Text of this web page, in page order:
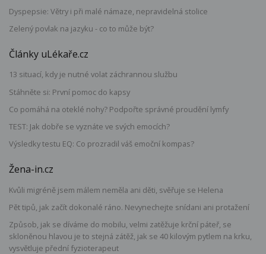
Dyspepsie: Větry i při malé námaze, nepravidelná stolice
Zelený povlak na jazyku - co to může být?
Články uLékaře.cz
13 situací, kdy je nutné volat záchrannou službu
Stáhněte si: První pomoc do kapsy
Co pomáhá na oteklé nohy? Podpořte správné proudění lymfy
TEST: Jak dobře se vyznáte ve svých emocích?
Výsledky testu EQ: Co prozradil váš emoční kompas?
Žena-in.cz
Kvůli migréně jsem málem neměla ani děti, svěřuje se Helena
Pět tipů, jak začít dokonalé ráno. Nevynechejte snídani ani protažení
Způsob, jak se díváme do mobilu, velmi zatěžuje krční páteř, se
skloněnou hlavou je to stejná zátěž, jak se 40 kilovým pytlem na krku,
vysvětluje přední fyzioterapeut